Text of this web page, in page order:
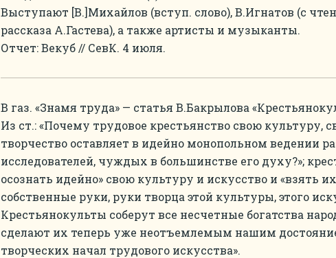
Выступают [В.]Михайлов (вступ. слово), В.Игнатов (с
рассказа А.Гастева), а также артисты и музыканты.
Отчет: Векуб // СевК. 4 июля.
В газ. «Знамя труда» — статья В.Бакрылова
Из ст.: «Почему трудовое крестьянство свою культуру,
творчество оставляет в идейно монопольном ведении
исследователей, чуждых в большинстве его духу?»;
осознать идейно» свою культуру и искусство и «взять
собственные руки, руки творца этой культуры, этого
Крестьянокульты соберут все несчетные богатства
сделают их теперь уже неотъемлемым нашим
творческих начал трудового искусства».